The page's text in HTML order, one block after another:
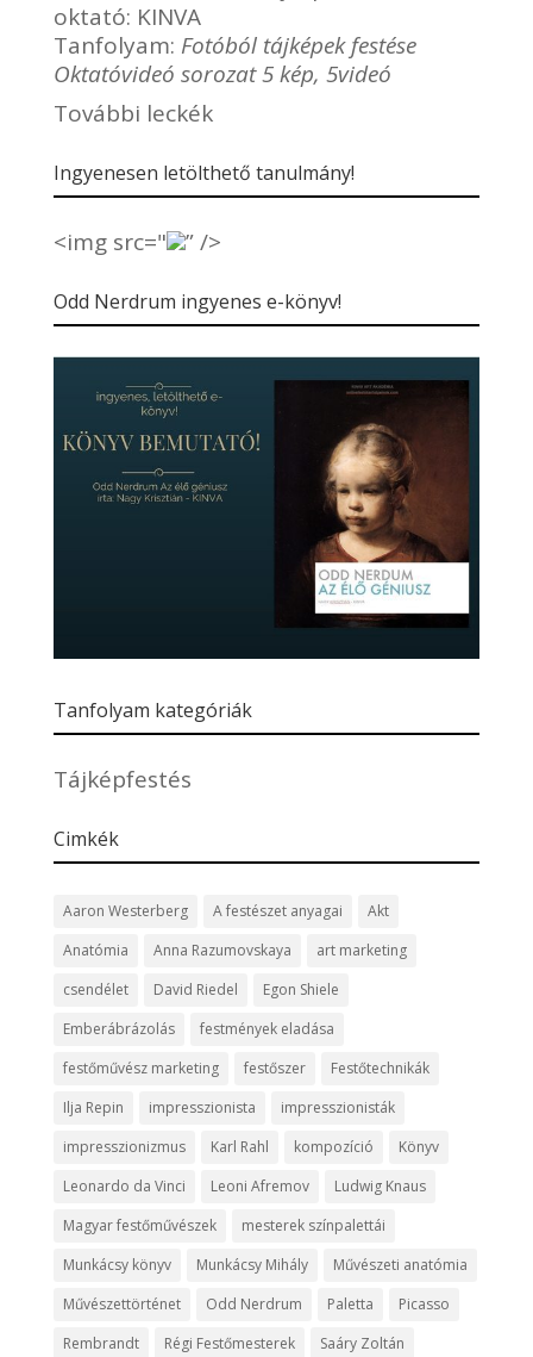
oktató: KINVA
Tanfolyam: Fotóból tájképek festése
Oktatóvideó sorozat 5 kép, 5videó
További leckék
Ingyenesen letölthető tanulmány!
<img src=" ” />
Odd Nerdrum ingyenes e-könyv!
Tanfolyam kategóriák
Tájképfestés
Cimkék
Aaron Westerberg A festészet anyagai
Akt
Anatómia
Anna Razumovskaya
art marketing
csendélet
David Riedel
Egon Shiele
Emberábrázolás
festmények eladása
festőművész marketing
festőszer
Festőtechnikák
Ilja Repin
impresszionista
impresszionisták
impresszionizmus
Karl Rahl kompozíció
Könyv
Leonardo da Vinci
Leoni Afremov
Ludwig Knaus
Magyar festőművészek
mesterek színpalettái
Munkácsy könyv
Munkácsy Mihály
Művészeti anatómia
Művészettörténet
Odd Nerdrum Paletta
Picasso
Rembrandt
Régi Festőmesterek
Saáry Zoltán